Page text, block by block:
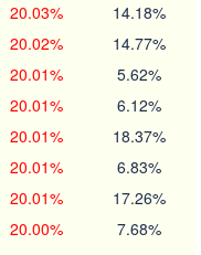
20.03% 14.18%
20.02% 14.77%
20.01% 5.62%
20.01% 6.12%
20.01% 18.37%
20.01% 6.83%
20.01% 17.26%
20.00% 7.68%